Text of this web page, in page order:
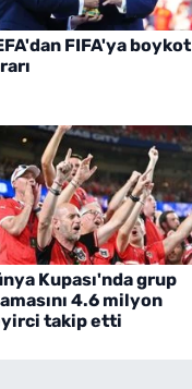
FIFA'ya boykot
Kupası'nda grup
4.6 milyon
takip etti